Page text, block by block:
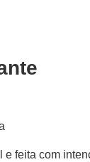
e feita com